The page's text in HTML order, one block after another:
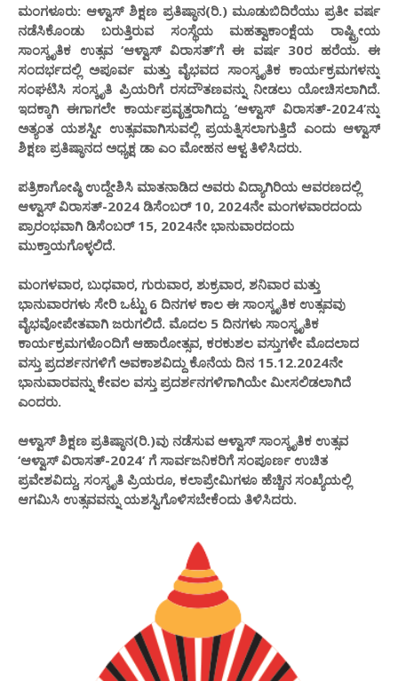
ಮಂಗಳೂರು: ಆಳ್ವಾಸ್ ಶಿಕ್ಷಣ ಪ್ರತಿಷ್ಠಾನ(ರಿ.) ಮೂಡುಬಿದಿರೆಯು ಪ್ರತೀ ವರ್ಷ
ನಡೆಸಿಕೊಂಡು ಬರುತ್ತಿರುವ ಸಂಸ್ಥೆಯ ಮಹತ್ವಾಕಾಂಕ್ಷೆಯ ರಾಷ್ಟ್ರೀಯ
ಸಾಂಸ್ಕೃತಿಕ ಉತ್ಸವ ‘ಆಳ್ವಾಸ್ ವಿರಾಸತ್’ಗೆ ಈ ವರ್ಷ 30ರ ಹರೆಯ. ಈ
ಸಂದರ್ಭದಲ್ಲಿ ಅಪೂರ್ವ ಮತ್ತು ವೈಭವದ ಸಾಂಸ್ಕೃತಿಕ ಕಾರ್ಯಕ್ರಮಗಳನ್ನು
ಸಂಘಟಿಸಿ ಸಂಸ್ಕೃತಿ ಪ್ರಿಯರಿಗೆ ರಸದೌತಣವನ್ನು ನೀಡಲು ಯೋಚಿಸಲಾಗಿದೆ.
ಇದಕ್ಕಾಗಿ ಈಗಾಗಲೇ ಕಾರ್ಯಪ್ರವೃತ್ತರಾಗಿದ್ದು ‘ಆಳ್ವಾಸ್ ವಿರಾಸತ್-2024’ನ್ನು
ಅತ್ಯಂತ ಯಶಸ್ವೀ ಉತ್ಸವವಾಗಿಸುವಲ್ಲಿ ಪ್ರಯತ್ನಿಸಲಾಗುತ್ತಿದೆ ಎಂದು ಆಳ್ವಾಸ್
ಶಿಕ್ಷಣ ಪ್ರತಿಷ್ಠಾನದ ಅಧ್ಯಕ್ಷ ಡಾ ಎಂ ಮೋಹನ ಆಳ್ವ ತಿಳಿಸಿದರು.
ಪತ್ರಿಕಾಗೋಷ್ಠಿ ಉದ್ದೇಶಿಸಿ ಮಾತನಾಡಿದ ಅವರು ವಿದ್ಯಾಗಿರಿಯ ಆವರಣದಲ್ಲಿ
ಆಳ್ವಾಸ್ ವಿರಾಸತ್-2024 ಡಿಸೆಂಬರ್ 10, 2024ನೇ ಮಂಗಳವಾರದಂದು
ಪ್ರಾರಂಭವಾಗಿ ಡಿಸೆಂಬರ್ 15, 2024ನೇ ಭಾನುವಾರದಂದು
ಮುಕ್ತಾಯಗೊಳ್ಳಲಿದೆ.
ಮಂಗಳವಾರ, ಬುಧವಾರ, ಗುರುವಾರ, ಶುಕ್ರವಾರ, ಶನಿವಾರ ಮತ್ತು
ಭಾನುವಾರಗಳು ಸೇರಿ ಒಟ್ಟು 6 ದಿನಗಳ ಕಾಲ ಈ ಸಾಂಸ್ಕೃತಿಕ ಉತ್ಸವವು
ವೈಭವೋಪೇತವಾಗಿ ಜರುಗಲಿದೆ. ಮೊದಲ 5 ದಿನಗಳು ಸಾಂಸ್ಕೃತಿಕ
ಕಾರ್ಯಕ್ರಮಗಳೊಂದಿಗೆ ಆಹಾರೋತ್ಸವ, ಕರಕುಶಲ ವಸ್ತುಗಳೇ ಮೊದಲಾದ
ವಸ್ತು ಪ್ರದರ್ಶನಗಳಿಗೆ ಅವಕಾಶವಿದ್ದು ಕೊನೆಯ ದಿನ 15.12.2024ನೇ
ಭಾನುವಾರವನ್ನು ಕೇವಲ ವಸ್ತು ಪ್ರದರ್ಶನಗಳಿಗಾಗಿಯೇ ಮೀಸಲಿಡಲಾಗಿದೆ
ಎಂದರು.
ಆಳ್ವಾಸ್ ಶಿಕ್ಷಣ ಪ್ರತಿಷ್ಠಾನ(ರಿ.)ವು ನಡೆಸುವ ಆಳ್ವಾಸ್ ಸಾಂಸ್ಕೃತಿಕ ಉತ್ಸವ
‘ಆಳ್ವಾಸ್ ವಿರಾಸತ್-2024’ ಗೆ ಸಾರ್ವಜನಿಕರಿಗೆ ಸಂಪೂರ್ಣ ಉಚಿತ
ಪ್ರವೇಶವಿದ್ದು, ಸಂಸ್ಕೃತಿ ಪ್ರಿಯರೂ, ಕಲಾಪ್ರೇಮಿಗಳೂ ಹೆಚ್ಚಿನ ಸಂಖ್ಯೆಯಲ್ಲಿ
ಆಗಮಿಸಿ ಉತ್ಸವವನ್ನು ಯಶಸ್ವಿಗೊಳಿಸಬೇಕೆಂದು ತಿಳಿಸಿದರು.